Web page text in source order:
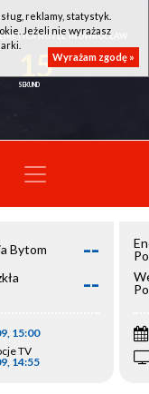
NOTEĆ INOWROCŁAW
15
Bytom --
--
15:00
TV
14:55
reklamy, statystyk.
Jeżeli nie wyrażasz
Wyrażam zgodę »